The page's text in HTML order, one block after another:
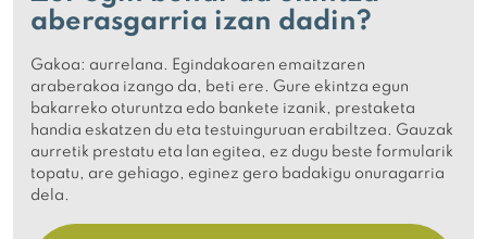
aberasgarria izan dadin?
Gakoa: aurrelana. Egindakoaren emaitzaren
araberakoa izango da, beti ere. Gure ekintza egun
bakarreko oturuntza edo bankete izanik, prestaketa
handia eskatzen du eta testuinguruan erabiltzea. Gauzak
aurretik prestatu eta lan egitea, ez dugu beste formularik
topatu, are gehiago, eginez gero badakigu onuragarria
dela.